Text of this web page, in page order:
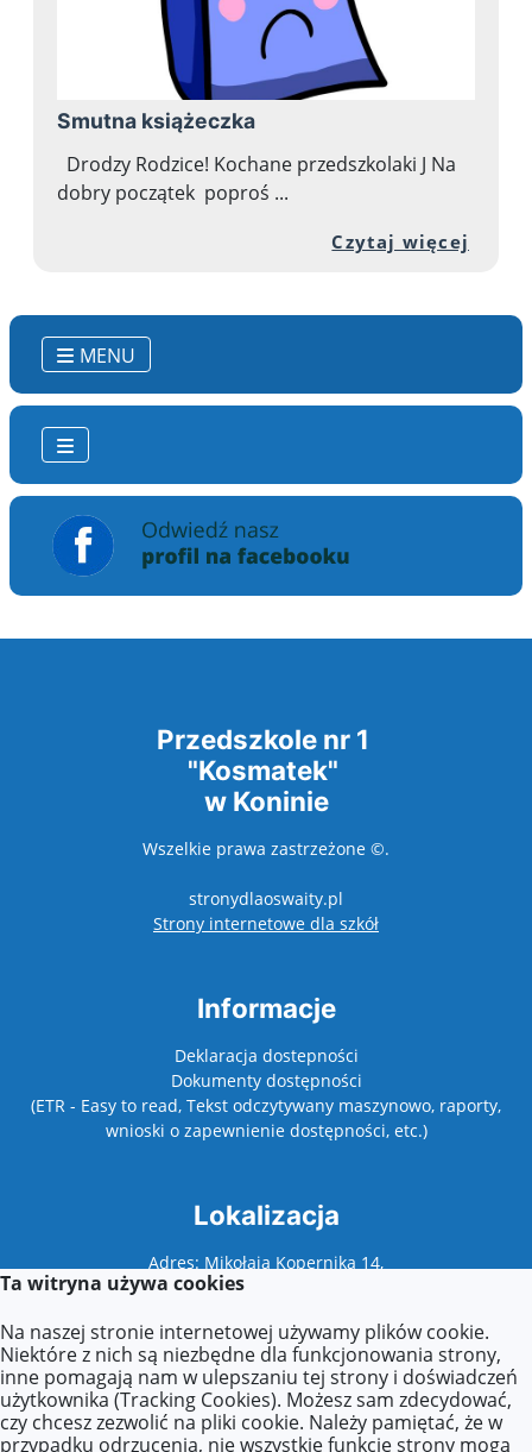
MENU
Smutna książeczka
Drodzy Rodzice! Kochane przedszkolaki J Na
dobry początek poproś ...
Czytaj więcej
Przedszkole nr 1
"Kosmatek"
w Koninie
Wszelkie prawa zastrzeżone ©.
stronydlaoswaity.pl
Strony internetowe dla szkółotwiera się w
Informacje
Deklaracja dostepności
Dokumenty dostępności
(ETR - Easy to read, Tekst odczytywany maszynowo, raporty,
wnioski o zapewnienie dostępności, etc.)
Lokalizacja
Adres: Mikołaja Kopernika 14,
Kontakt
Tel: 63 242 95 27
Ta witryna używa cookies
Na naszej stronie internetowej używamy plików cookie.
Niektóre z nich są niezbędne dla funkcjonowania strony,
inne pomagają nam w ulepszaniu tej strony i doświadczeń
użytkownika (Tracking Cookies). Możesz sam zdecydować,
czy chcesz zezwolić na pliki cookie. Należy pamiętać, że w
przypadku odrzucenia, nie wszystkie funkcje strony mogą